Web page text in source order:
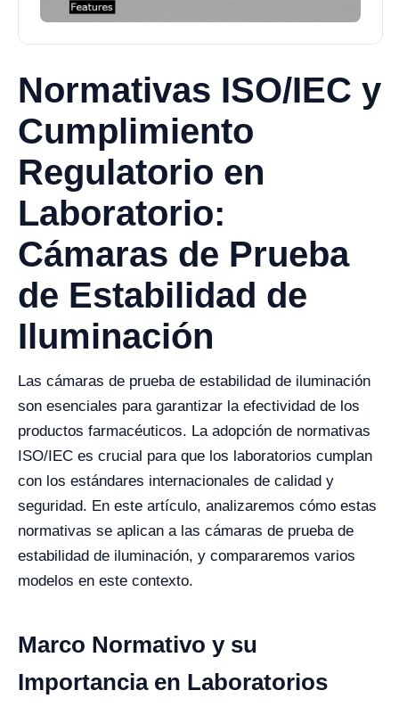
Normativas ISO/IEC y
Cumplimiento
Regulatorio en
Laboratorio:
Cámaras de Prueba
de Estabilidad de
Iluminación
Las cámaras de prueba de estabilidad de iluminación
son esenciales para garantizar la efectividad de los
productos farmacéuticos. La adopción de normativas
ISO/IEC es crucial para que los laboratorios cumplan
con los estándares internacionales de calidad y
seguridad. En este artículo, analizaremos cómo estas
normativas se aplican a las cámaras de prueba de
estabilidad de iluminación, y compararemos varios
modelos en este contexto.
Marco Normativo y su
Importancia en Laboratorios